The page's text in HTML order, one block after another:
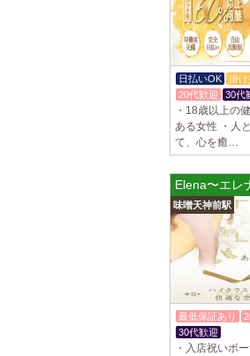
日払いOK
掛け
20代歓迎
30代
・18歳以上の
ある女性 ・人
て、心を癒…
Elena〜エレ
味噌天神前駅
最低保証あり
30代歓迎
・入店祝いボ